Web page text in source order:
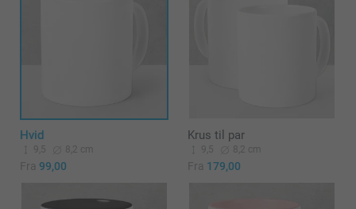
Hvid
9,5 8,2 cm
Fra 99,00
Krus til par
9,5 8,2 cm
Fra 179,00